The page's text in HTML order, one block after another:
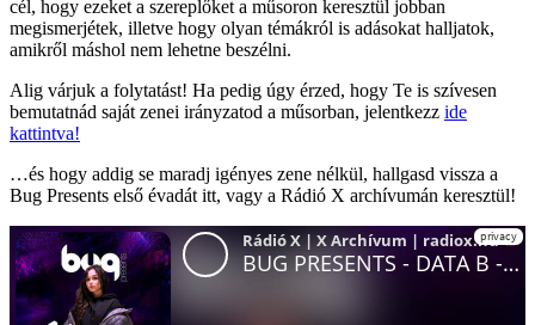
cél, hogy ezeket a szereplőket a műsoron keresztül jobban
megismerjétek, illetve hogy olyan témákról is adásokat halljatok,
amikről máshol nem lehetne beszélni.
Alig várjuk a folytatást! Ha pedig úgy érzed, hogy Te is szívesen
bemutatnád saját zenei irányzatod a műsorban, jelentkezz ide
kattintva!
…és hogy addig se maradj igényes zene nélkül, hallgasd vissza a
Bug Presents első évadát itt, vagy a Rádió X archívumán keresztül!